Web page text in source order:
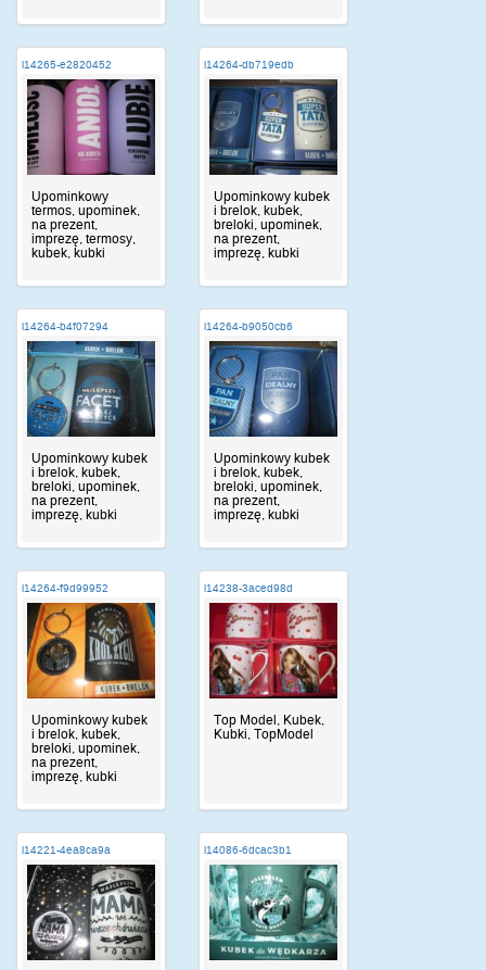
i14265-e2820452
Upominkowy
termos, upominek,
na prezent,
imprezę, termosy,
kubek, kubki
i14264-db719edb
Upominkowy kubek
i brelok, kubek,
breloki, upominek,
na prezent,
imprezę, kubki
i14264-b4f07294
Upominkowy kubek
i brelok, kubek,
breloki, upominek,
na prezent,
imprezę, kubki
i14264-b9050cb6
Upominkowy kubek
i brelok, kubek,
breloki, upominek,
na prezent,
imprezę, kubki
i14264-f9d99952
Upominkowy kubek
i brelok, kubek,
breloki, upominek,
na prezent,
imprezę, kubki
i14238-3aced98d
Top Model, Kubek,
Kubki, TopModel
i14221-4ea8ca9a i14086-6dcac3b1